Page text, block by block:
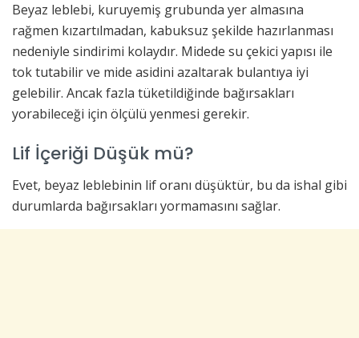
Beyaz leblebi, kuruyemiş grubunda yer almasına
rağmen kızartılmadan, kabuksuz şekilde hazırlanması
nedeniyle sindirimi kolaydır. Midede su çekici yapısı ile
tok tutabilir ve mide asidini azaltarak bulantıya iyi
gelebilir. Ancak fazla tüketildiğinde bağırsakları
yorabileceği için ölçülü yenmesi gerekir.
Lif İçeriği Düşük mü?
Evet, beyaz leblebinin lif oranı düşüktür, bu da ishal gibi
durumlarda bağırsakları yormamasını sağlar.